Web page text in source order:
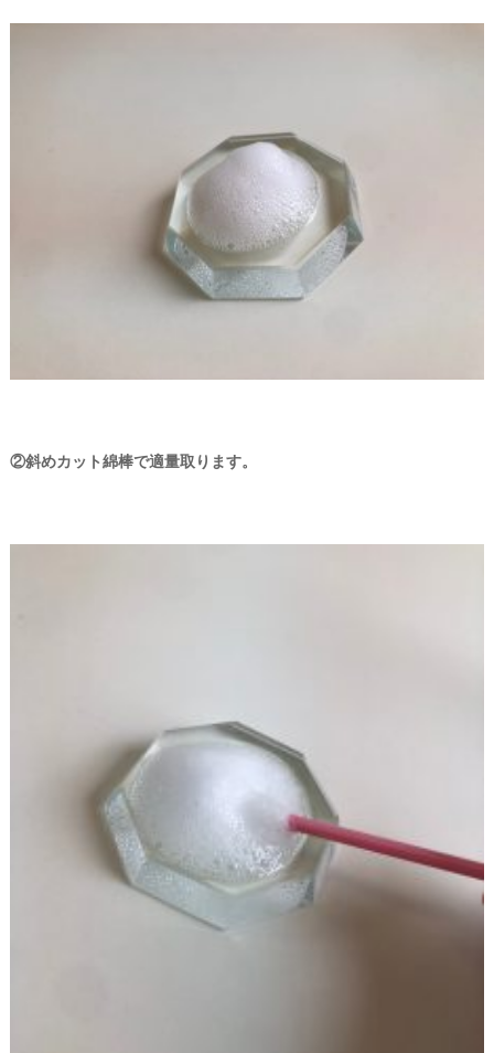
②斜めカット綿棒で適量取ります。